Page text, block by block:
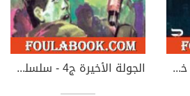
ليلة في جهنم منزل أبو خطوة
الجولة الأخيرة ج4 - سلسلة ملف المستقبل